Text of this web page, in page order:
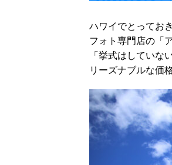
ハワイでとってお
フォト専門店の「
「挙式はしてい
リーズナブルな価